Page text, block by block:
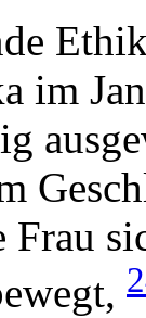
im
Frau